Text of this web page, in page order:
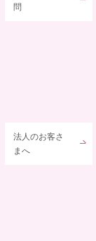
問
法人のお客さ
まへ